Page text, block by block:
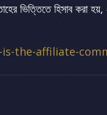
ভিত্তিতে হিসাব করা হয়,
the-affiliate-